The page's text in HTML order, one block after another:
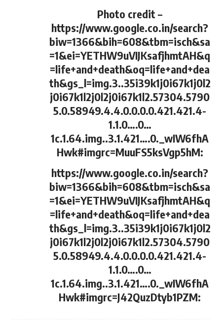
Photo credit –
https://www.google.co.in/search?
biw=1366&bih=608&tbm=isch&sa
=1&ei=YETHW9uVIJKsafjhmtAH&q
=life+and+death&oq=life+and+dea
th&gs_l=img.3..35i39k1j0i67k1j0l2
j0i67k1l2j0l2j0i67k1l2.57304.5790
5.0.58949.4.4.0.0.0.0.421.421.4-
1.1.0….0…
1c.1.64.img..3.1.421….0._wIW6fhA
Hwk#imgrc=MuuFS5ksVgp5hM:
https://www.google.co.in/search?
biw=1366&bih=608&tbm=isch&sa
=1&ei=YETHW9uVIJKsafjhmtAH&q
=life+and+death&oq=life+and+dea
th&gs_l=img.3..35i39k1j0i67k1j0l2
j0i67k1l2j0l2j0i67k1l2.57304.5790
5.0.58949.4.4.0.0.0.0.421.421.4-
1.1.0….0…
1c.1.64.img..3.1.421….0._wIW6fhA
Hwk#imgrc=J42QuzDtyb1PZM: